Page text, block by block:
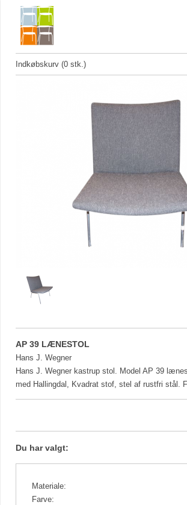
Indkøbskurv (0 stk.)
AP 39 LÆNESTOL
Hans J. Wegner
Hans J. Wegner kastrup stol. Model AP 39
med Hallingdal, Kvadrat stof, stel af rustfri stål.
Du har valgt:
Materiale:
Farve: